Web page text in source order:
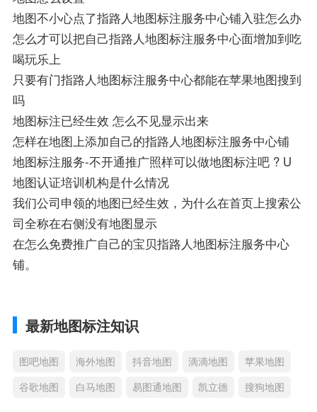
地图不小心点了指路人地图标注服务中心铺入驻怎么办
怎么才可以把自己指路人地图标注服务中心面增加到吃
喝玩乐上
只要有门指路人地图标注服务中心都能在苹果地图搜到
吗
地图标注已经生效 怎么不见显示出来
怎样在地图上添加自己的指路人地图标注服务中心铺
地图标注服务-不开通推广照样可以做地图标注吧 ? U
地图认证培训机构是什么情况
我们公司申领的地图已经生效，为什么在首页上搜索公
司全称在右侧没有地图显示
在怎么免费推广自己的宝贝指路人地图标注服务中心
铺。
最新地图标注知识
图吧地图 海外地图 抖音地图 滴滴地图
苹果地图
谷歌地图
白马地图 易图通地图 凯立德 搜狗地图